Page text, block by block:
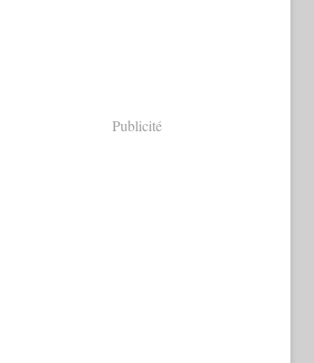
Publicité